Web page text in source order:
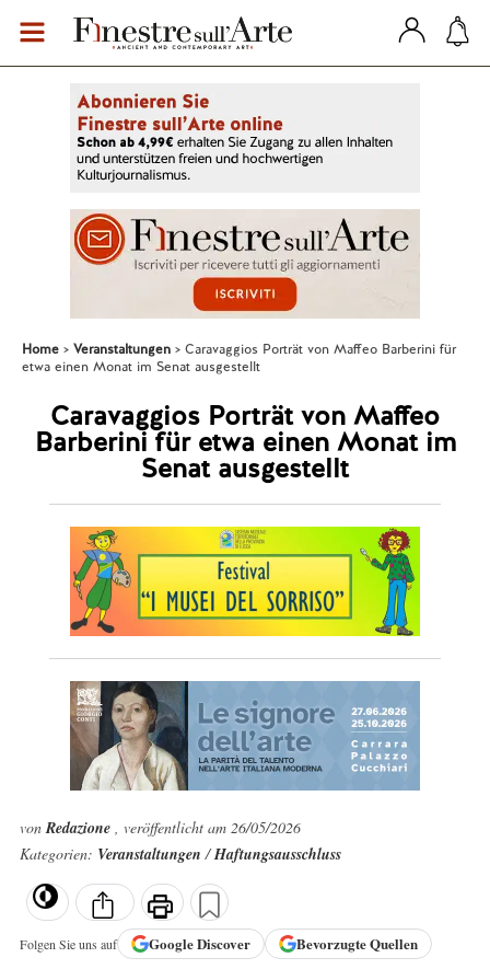
Home Veranstaltungen
Caravaggios Porträt von Maffeo Barberini für
etwa einen Monat im Senat ausgestellt
Caravaggios Porträt von Maffeo
Barberini für etwa einen Monat im
Senat ausgestellt
vonRedazione , veröffentlicht am 26/05/2026
Kategorien: Veranstaltungen/Haftungsausschluss
Folgen Sie uns auf GoogleDiscover Bevorzugte Quellen